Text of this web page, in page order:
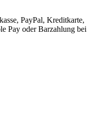
PayPal, Kreditkarte,
Pay oder Barzahlung bei